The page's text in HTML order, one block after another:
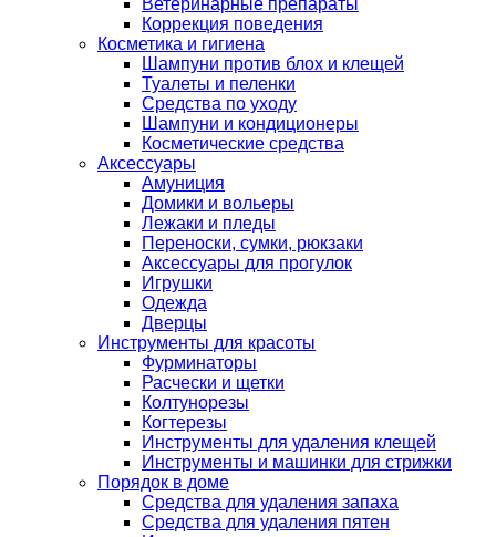
Ветеринарные препараты
Коррекция поведения
Косметика и гигиена
Шампуни против блох и клещей
Туалеты и пеленки
Средства по уходу
Шампуни и кондиционеры
Косметические средства
Аксессуары
Амуниция
Домики и вольеры
Лежаки и пледы
Переноски, сумки, рюкзаки
Аксессуары для прогулок
Игрушки
Одежда
Дверцы
Инструменты для красоты
Фурминаторы
Расчески и щетки
Колтунорезы
Когтерезы
Инструменты для удаления клещей
Инструменты и машинки для стрижки
Порядок в доме
Средства для удаления запаха
Средства для удаления пятен